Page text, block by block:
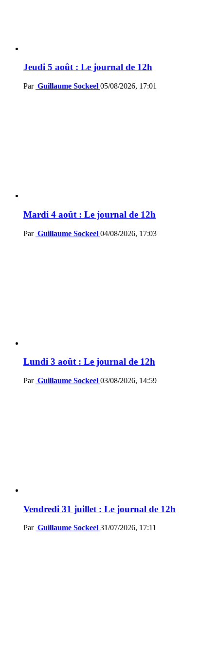
Jeudi 5 août : Le journal de 12h
Par Guillaume Sockeel 05/08/2026, 17:01
Mardi 4 août : Le journal de 12h
Par Guillaume Sockeel 04/08/2026, 17:03
Lundi 3 août : Le journal de 12h
Par Guillaume Sockeel 03/08/2026, 14:59
Vendredi 31 juillet : Le journal de 12h
Par Guillaume Sockeel 31/07/2026, 17:11